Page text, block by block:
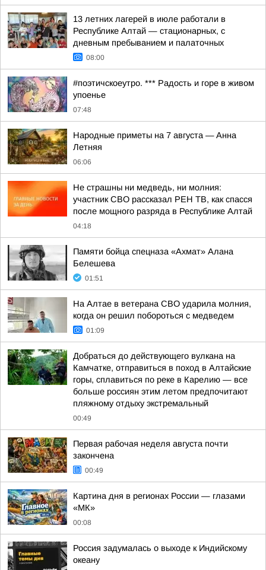
13 летних лагерей в июле работали в
Республике Алтай — стационарных, с
дневным пребыванием и палаточных
08:00
#поэтичскоеутро. *** Радость и горе в живом
упоенье
07:48
Hapoдныe пpимeты нa 7 aвгуcтa — Aннa
Лeтняя
06:06
Не страшны ни медведь, ни молния:
участник СВО рассказал РЕН ТВ, как спасся
после мощного разряда в Республике Алтай
04:18
Памяти бойца спецназа «Ахмат» Алана
Белешева
01:51
На Алтае в ветерана СВО ударила молния,
когда он решил побороться с медведем
01:09
Добраться до действующего вулкана на
Камчатке, отправиться в поход в Алтайские
горы, сплавиться по реке в Карелию — все
больше россиян этим летом предпочитают
пляжному отдыху экстремальный
00:49
Первая рабочая неделя августа почти
закончена
00:49
Картина дня в регионах России — глазами
«МК»
00:08
Россия задумалась о выходе к Индийскому
океану